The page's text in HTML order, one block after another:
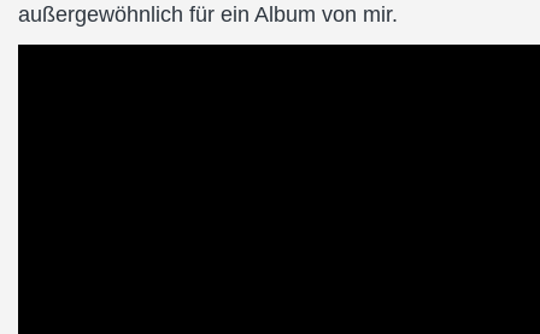
außergewöhnlich für ein Album von mir.